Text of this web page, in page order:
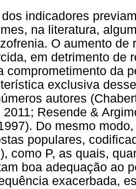
indicadores
na literatura,
O aumento de
em detrimento de
comprometimento da
exclusiva
autores
2011; Resende &
Do mesmo
populares,
como P, as quais,
boa adequação ao
exacerbada,